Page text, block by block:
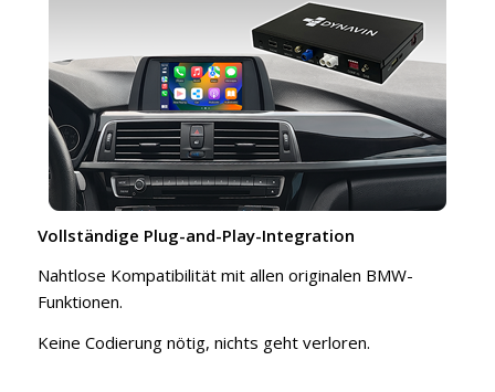
Vollständige Plug-and-Play-Integration
Nahtlose Kompatibilität mit allen originalen BMW-
Funktionen.
Keine Codierung nötig, nichts geht verloren.